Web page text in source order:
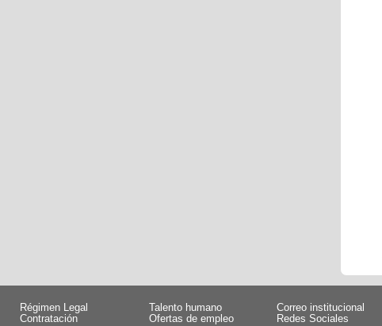
Régimen Legal
Talento humano
Contratación
Ofertas de empleo
Correo institucional
Redes Sociales